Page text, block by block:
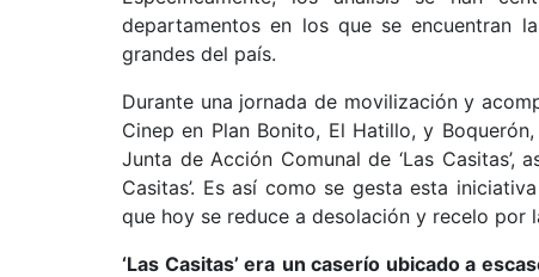
departamentos en los que se encuentran
grandes del país.
Durante una jornada de movilización y
Cinep en Plan Bonito, El Hatillo, y
Junta de Acción Comunal de ‘Las Casitas’,
Casitas’. Es así como se gesta esta
que hoy se reduce a desolación y recelo por
‘Las Casitas’ era un caserío ubicado a